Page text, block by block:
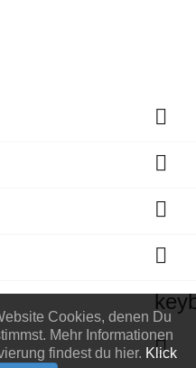




Cookies, denen Du
Mehr Informationen
findest du hier. Klick
